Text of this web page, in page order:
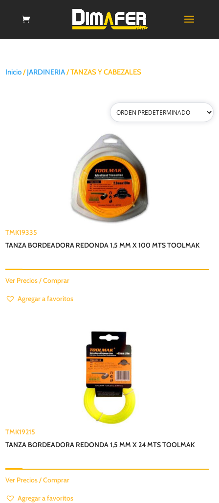
Inicio/JARDINERIA/ TANZAS Y CABEZALES
TMK19335
TANZA BORDEADORA REDONDA 1,5 MM X 100 MTS TOOLMAK
Ver Precios / Comprar
Agregar a favoritos
TMK19215
TANZA BORDEADORA REDONDA 1,5 MM X 24 MTS TOOLMAK
Ver Precios / Comprar
Agregar a favoritos